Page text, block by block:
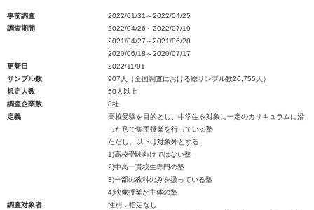
事前調査
2022/01/31～2022/04/25
調査期間
2022/04/26～2022/07/19
2021/04/27～2021/06/28
2020/06/18～2020/07/17
更新日
2022/11/01
サンプル数
907人（全国調査における総サンプル数26,755人）
規定人数
50人以上
調査企業数
8社
定義
高校受験を目的とし、中学生を対象に一定のカリキュラムに沿
った形で集団授業を行っている塾
ただし、以下は対象外とする
1)高校受験向けではない塾
2)中高一貫校生専門の塾
3)一部の教科のみを扱っている塾
4)映像授業が主体の塾
調査対象者
性別：指定なし